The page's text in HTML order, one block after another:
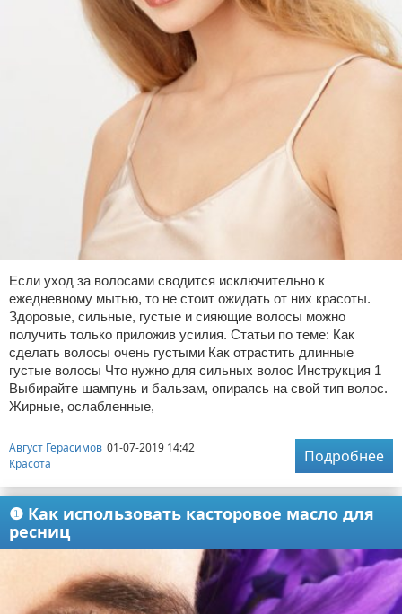
Если уход за волосами сводится исключительно к
ежедневному мытью, то не стоит ожидать от них красоты.
Здоровые, сильные, густые и сияющие волосы можно
получить только приложив усилия. Статьи по теме: Как
сделать волосы очень густыми Как отрастить длинные
густые волосы Что нужно для сильных волос Инструкция 1
Выбирайте шампунь и бальзам, опираясь на свой тип волос.
Жирные, ослабленные,
Август Герасимов 01-07-2019 14:42
Красота
Подробнее
❶ Как использовать касторовое масло для
ресниц